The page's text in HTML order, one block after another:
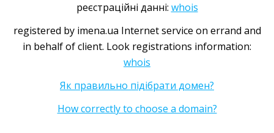
реєстраційні данні: whois
registered by imena.ua Internet service on errand and
in behalf of client. Look registrations information:
whois
Як правильно підібрати домен?
How correctly to choose a domain?